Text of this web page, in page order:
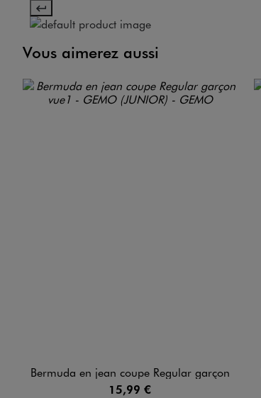
Vous aimerez aussi
Bermuda en jean coupe Regular garçon
15,99 €